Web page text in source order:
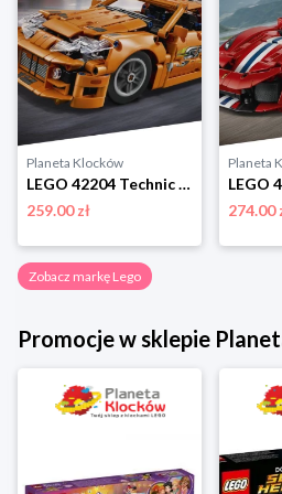
Planeta Klocków
LEGO 42204 Technic Fast and Furious Toyota Supra MK4 Lego
259.00 zł
Planeta
274.00
Zobacz markę Lego
Promocje w sklepie